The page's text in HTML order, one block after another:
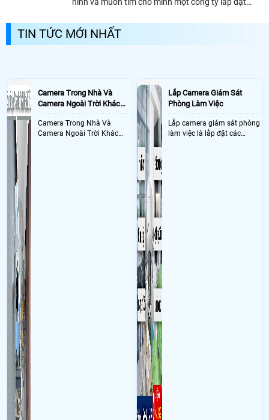
lượng, công ty camera chúng tôi xin...
TIN TỨC MỚI NHẤT
Camera Trong Nhà Và
Camera Ngoài Trời Khác
Nhau Như Thế Nào
Camera Trong Nhà Và
Camera Ngoài Trời Khác
Lắp Camera Giám Sát
Phòng Làm Việc
Lắp camera giám sát phòng
làm việc là lắp đặt các